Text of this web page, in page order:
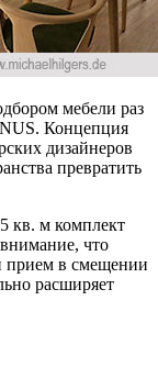
мебели раз
Концепция
дизайнеров
превратить
кв. м комплект
что
прием в смещении
расширяет